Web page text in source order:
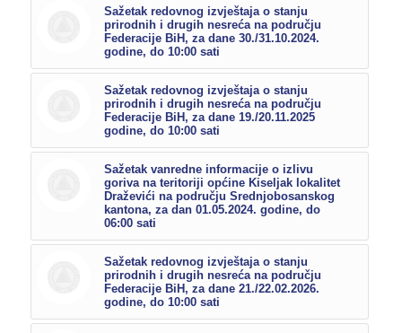
Sažetak redovnog izvještaja o stanju
prirodnih i drugih nesreća na području
Federacije BiH, za dane 30./31.10.2024.
godine, do 10:00 sati
Sažetak redovnog izvještaja o stanju
prirodnih i drugih nesreća na području
Federacije BiH, za dane 19./20.11.2025
godine, do 10:00 sati
Sažetak vanredne informacije o izlivu
goriva na teritoriji općine Kiseljak lokalitet
Draževići na području Srednjobosanskog
kantona, za dan 01.05.2024. godine, do
06:00 sati
Sažetak redovnog izvještaja o stanju
prirodnih i drugih nesreća na području
Federacije BiH, za dane 21./22.02.2026.
godine, do 10:00 sati